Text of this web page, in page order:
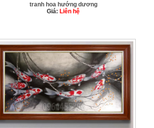
tranh hoa hướng dương
Giá: Liên hệ